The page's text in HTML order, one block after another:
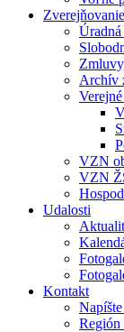
Zverejňovanie
Archív
VZN
VZN
Udalosti
Kontakt
Región